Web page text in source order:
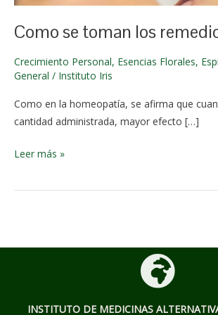
e de
Como se toman los
Crecimiento Personal, Esencias Florales,
General / Instituto Iris
Como en la homeopatía, se afirma que
cantidad administrada, mayor efecto […]
Leer más »
INSTITUTO DE MEDICINAS